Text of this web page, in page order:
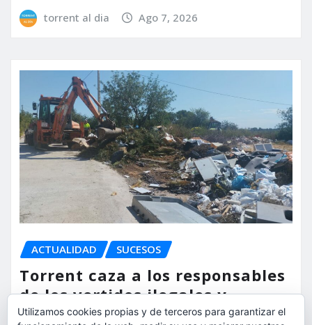
torrent al dia Ago 7, 2026
ACTUALIDAD SUCESOS
Torrent caza a los responsables
de los vertidos ilegales y
endurece las sanciones
Utilizamos cookies propias y de terceros para garantizar el